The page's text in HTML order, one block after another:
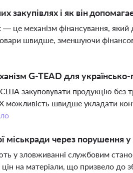
закупівлях і як він
— це механізм фінансування,
швидше, зменшуючи
G-TEAD для
США закуповувати продукцію
можливість швидше укладати
міськради через порушення
у зловживанні службовим
на матеріали, що призвело до